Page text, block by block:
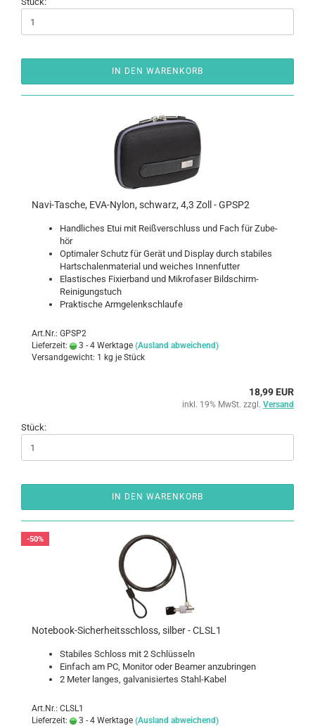
IN DEN WARENKORB
Navi-​Ta­sche, EVA-​Nylon, schwarz, 4,3 Zoll - GPSP2
Hand­li­ches Etui mit Reiß­ver­schluss und Fach für Zu­be­
hör
Op­ti­ma­ler Schutz für Gerät und Dis­play durch sta­bi­les
Hart­scha­len­ma­te­ri­al und wei­ches In­nen­fut­ter
Elas­ti­sches Fi­xier­band und Mi­kro­fa­ser Bildschirm-​
Reinigungstuch
Prak­ti­sche Arm­ge­lenk­schlau­fe
Art.Nr.: GPSP2
Lieferzeit:
3 - 4 Werktage (Ausland abweichend)
Versandgewicht: 1 kg je Stück
18,99 EUR
inkl. 19% MwSt. zzgl. Versand
Stück:
IN DEN WARENKORB
-50%
Notebook-​​Si­cher­heits­schloss, sil­ber - CLSL1
Sta­bi­les Schloss mit 2 Schlüs­seln
Ein­fach am PC, Mo­ni­tor oder Bea­mer an­zu­brin­gen
2 Meter lan­ges, gal­va­ni­sier­tes Stahl-​Kabel
Art.Nr.: CLSL1
Lieferzeit:
3 - 4 Werktage (Ausland abweichend)